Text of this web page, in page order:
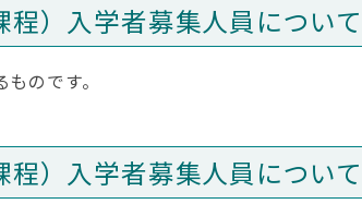
）入学者募集人員について
のです。
）入学者募集人員について